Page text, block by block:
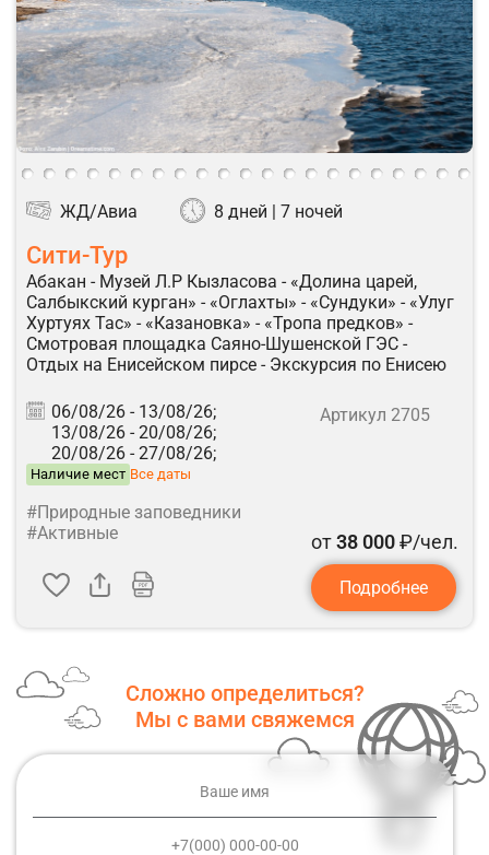
ЖД/Авиа 8 дней | 7 ночей
Сити-Тур
Абакан - Музей Л.Р Кызласова - «Долина царей,
Салбыкский курган» - «Оглахты» - «Сундуки» - «Улуг
Хуртуях Тас» - «Казановка» - «Тропа предков» -
Смотровая площадка Саяно-Шушенской ГЭС -
Отдых на Енисейском пирсе - Экскурсия по Енисею
06/08/26 - 13/08/26;
13/08/26 - 20/08/26;
20/08/26 - 27/08/26;
Наличие мест Все даты
Артикул 2705
#Природные заповедники
#Активные
от38 000₽/чел.
Подробнее
Сложно определиться?
Мы с вами свяжемся